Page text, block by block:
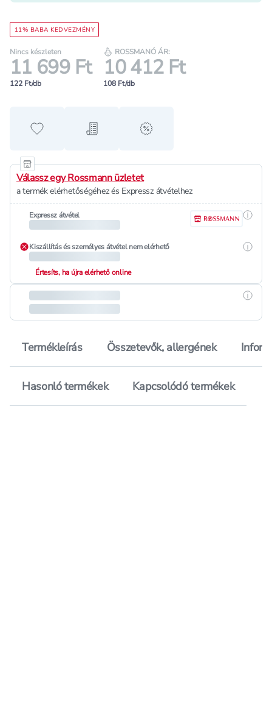
11% BABA KEDVEZMÉNY
Nincs készleten
11 699 Ft
122 Ft/db
ROSSMANÓ ÁR:
10 412 Ft
108 Ft/db
Hozzáadás a kedvencekhez
Hozzáadás a bevásárló listához
alert when on sale
Válassz egy Rossmann üzletet
a termék elérhetőségéhez és Expressz átvételhez
Expressz átvétel
Kiszállítás és személyes átvétel nem elérhető
Értesíts, ha újra elérhető online
Termékleírás Összetevők, allergének
Hasonló termékek Kapcsolódó termékek